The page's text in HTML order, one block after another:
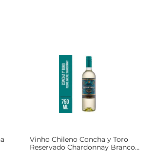
Vinho Chileno Concha y Toro
Reservado Chardonnay Branco